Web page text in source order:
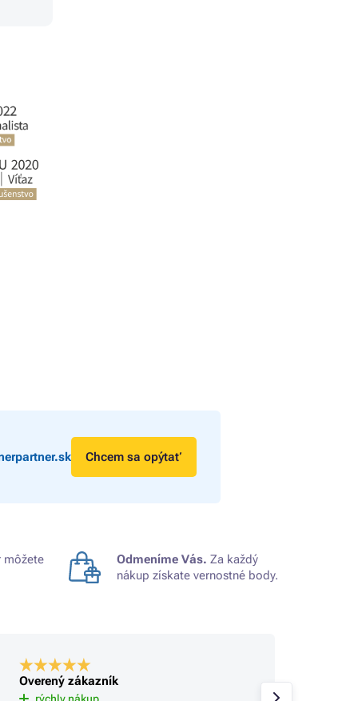
Chcem sa opýtať
môžete
Odmeníme Vás. Za každý
nákup získate vernostné body.
Overený zákazník